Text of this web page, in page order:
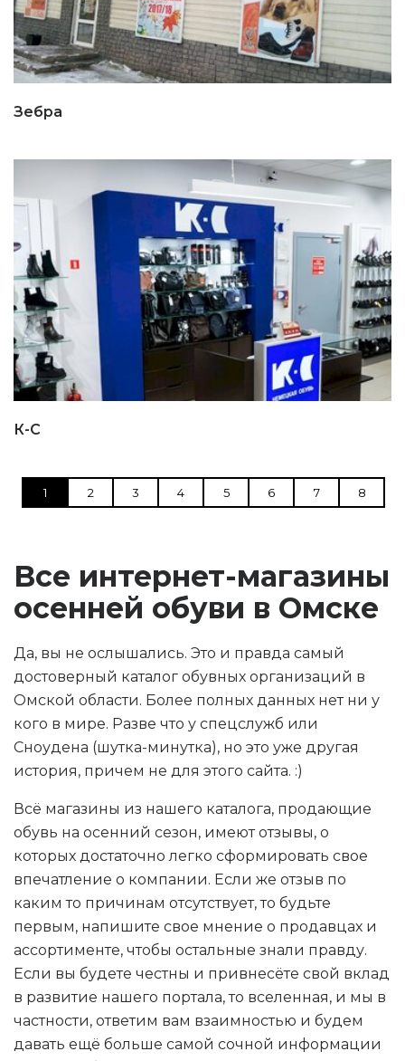
Зебра
К-С
1 2 3 4 5 6 7 8
Все интернет-магазины
осенней обуви в Омске
Да, вы не ослышались. Это и правда самый
достоверный каталог обувных организаций в
Омской области. Более полных данных нет ни у
кого в мире. Разве что у спецслужб или
Сноудена (шутка-минутка), но это уже другая
история, причем не для этого сайта. :)
Всё магазины из нашего каталога, продающие
обувь на осенний сезон, имеют отзывы, о
которых достаточно легко сформировать свое
впечатление о компании. Если же отзыв по
каким то причинам отсутствует, то будьте
первым, напишите свое мнение о продавцах и
ассортименте, чтобы остальные знали правду.
Если вы будете честны и привнесёте свой вклад
в развитие нашего портала, то вселенная, и мы в
частности, ответим вам взаимностью и будем
давать ещё больше самой сочной информации